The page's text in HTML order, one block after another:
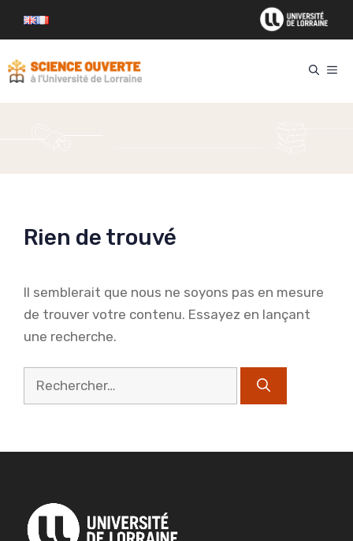
Rien de trouvé
Il semblerait que nous ne soyons pas en mesure
de trouver votre contenu. Essayez en lançant
une recherche.
Rechercher :